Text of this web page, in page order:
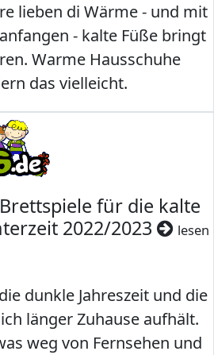
lieben di Wärme - und mit
- kalte Füße bringt
Warme Hausschuhe
das vielleicht.
für die kalte
2022/2023
lesen
dunkle Jahreszeit und die
länger Zuhause aufhält.
weg von Fernsehen und